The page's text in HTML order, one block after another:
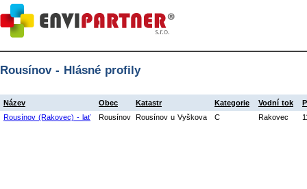
Rousínov - Hlásné profily
Název Obec Katastr Kategorie Vodní tok
Rousínov (Rakovec) - lať
Rousínov Rousínov u Vyškova C Rakovec